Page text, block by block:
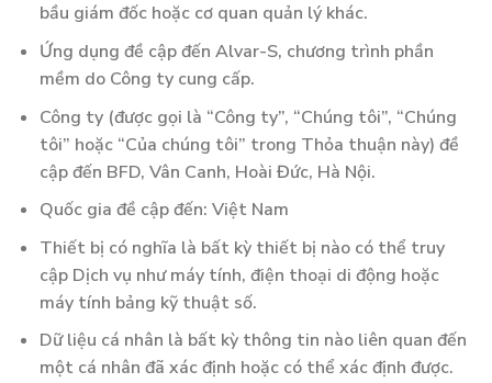
bầu giám đốc hoặc cơ quan quản lý khác.
Ứng dụng đề cập đến Alvar-S, chương trình phần
mềm do Công ty cung cấp.
Công ty (được gọi là “Công ty”, “Chúng tôi”, “Chúng
tôi” hoặc “Của chúng tôi” trong Thỏa thuận này) đề
cập đến BFD, Vân Canh, Hoài Đức, Hà Nội.
Quốc gia đề cập đến: Việt Nam
Thiết bị có nghĩa là bất kỳ thiết bị nào có thể truy
cập Dịch vụ như máy tính, điện thoại di động hoặc
máy tính bảng kỹ thuật số.
Dữ liệu cá nhân là bất kỳ thông tin nào liên quan đến
một cá nhân đã xác định hoặc có thể xác định được.